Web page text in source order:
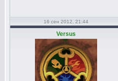
16 сен 2012, 21:44
Versus